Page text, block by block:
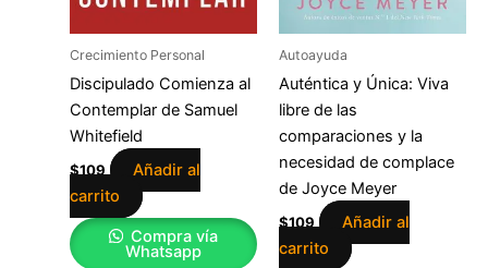
Crecimiento Personal
Discipulado Comienza al
Contemplar de Samuel
Whitefield
$109
Añadir al
carrito
Compra vía
Whatsapp
Autoayuda
Auténtica y Única: Viva
libre de las
comparaciones y la
necesidad de complace
de Joyce Meyer
$109
Añadir al
carrito